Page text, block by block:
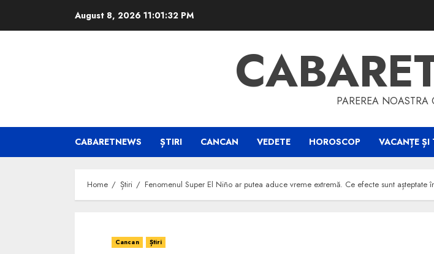
August 8, 2026 11:01:32 PM
PAREREA NOASTRA
CABARETNEWS ȘTIRI CANCAN VEDETE HOROSCOP VACANȚE ȘI
Home Știri Fenomenul Super El Niño ar putea aduce vreme extremă. Ce efecte sunt așteptate
Cancan Știri